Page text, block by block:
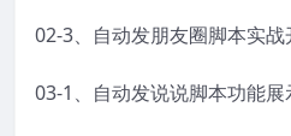
02-3、自动发朋友圈脚本实
03-1、自动发说说脚本功能